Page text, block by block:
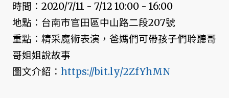
時間：2020/7/11 - 7/12 10:00 - 16:00
地點：台南市官田區中山路二段207號
重點：精采魔術表演，爸媽們可帶孩子們聆聽哥
哥姐姐說故事
圖文介紹： https://bit.ly/2ZfYhMN